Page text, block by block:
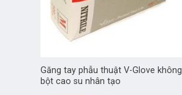
Găng tay phẫu thuật V-Glove không
bột cao su nhân tạo